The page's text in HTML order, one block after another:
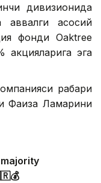
дивизионида
аввалги асосий
фонди Oaktree
акцияларига эга
раҳбари
Фаиза Ламарини